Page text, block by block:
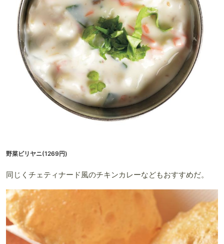
野菜ビリヤニ(1269円)
同じくチェティナード風のチキンカレーなどもおすすめだ。